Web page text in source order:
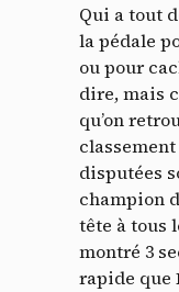
Qui a tout
la pédale
ou pour
dire, mais
qu’on
disputées
champion
tête à tous
montré 3
rapide que